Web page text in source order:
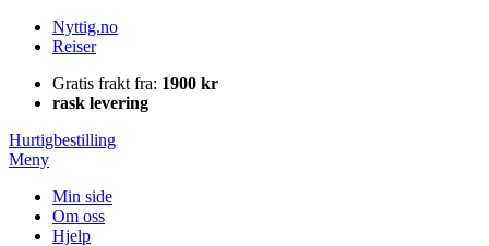
Nyttig.no
Reiser
Gratis frakt fra: 1900 kr
rask levering
Hurtigbestilling
Meny
Min side
Om oss
Hjelp